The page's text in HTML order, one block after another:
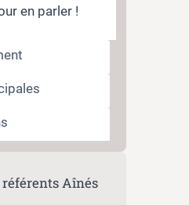
en parler !
Aînés